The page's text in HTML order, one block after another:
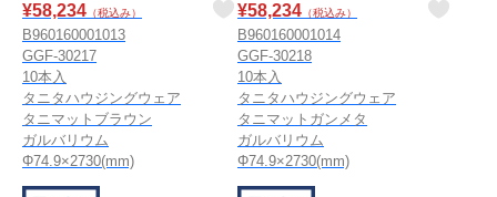
¥58,234 （税込み）
B960160001013
GGF-30217
10本入
タニタハウジングウェア
タニマットブラウン
ガルバリウム
Φ74.9×2730(mm)
¥58,234 （税込み）
B960160001014
GGF-30218
10本入
タニタハウジングウェア
タニマットガンメタ
ガルバリウム
Φ74.9×2730(mm)